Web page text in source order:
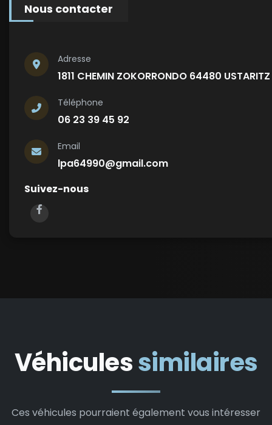
Nous contacter
Adresse
1811 CHEMIN ZOKORRONDO 64480 USTARITZ
Téléphone
06 23 39 45 92
Email
lpa64990@gmail.com
Suivez-nous
Véhiculessimilaires
Ces véhicules pourraient également vous intéresser